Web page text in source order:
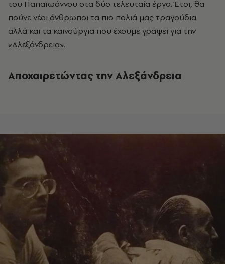
του Παπαϊωάννου στα δύο τελευταία έργα. Έτσι, θα
πούνε νέοι άνθρωποι τα πιο παλιά μας τραγούδια
αλλά και τα καινούργια που έχουμε γράψει για την
«Αλεξάνδρεια».
Αποχαιρετώντας την Αλεξάνδρεια